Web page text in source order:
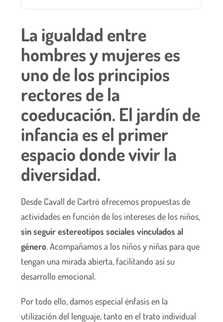
La igualdad entre
hombres y mujeres es
uno de los principios
rectores de la
coeducación. El jardín de
infancia es el primer
espacio donde vivir la
diversidad.
Desde Cavall de Cartró ofrecemos propuestas de
actividades en función de los intereses de los niños,
sin seguir estereotipos sociales vinculados al
género. Acompañamos a los niños y niñas para que
tengan una mirada abierta, facilitando así su
desarrollo emocional.
Por todo ello, damos especial énfasis en la
utilización del lenguaje, tanto en el trato individual